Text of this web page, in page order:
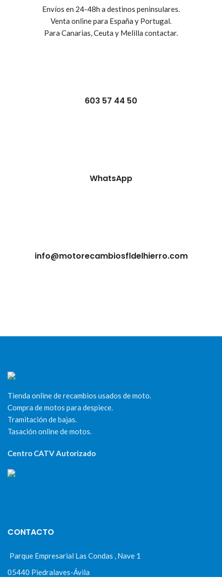
Envíos en 24-48h a destinos peninsulares.
Venta online para España y Portugal.
Para Canarias, Ceuta y Melilla contactar.
603 57 44 50
WhatsApp
info@motorecambiosfldelhierro.com
Tienda online de recambios usados de moto.
Compra de motos para despiece.
Tramitación de bajas.
Tasación online de motos.
Centro CATV Autorizado
CONTACTO
Parque Empresarial Las Condas , Nave 1
05440 Piedralaves-Ávila